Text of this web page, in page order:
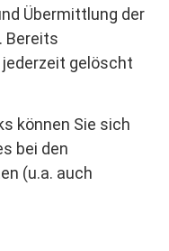
Übermittlung der
Bereits
gelöscht
können Sie sich
bei den
(u.a. auch